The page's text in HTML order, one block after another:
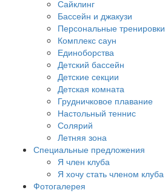
Сайклинг
Бассейн и джакузи
Персональные тренировки
Комплекс саун
Единоборства
Детский бассейн
Детские секции
Детская комната
Грудничковое плавание
Настольный теннис
Солярий
Летняя зона
Специальные предложения
Я член клуба
Я хочу стать членом клуба
Фотогалерея